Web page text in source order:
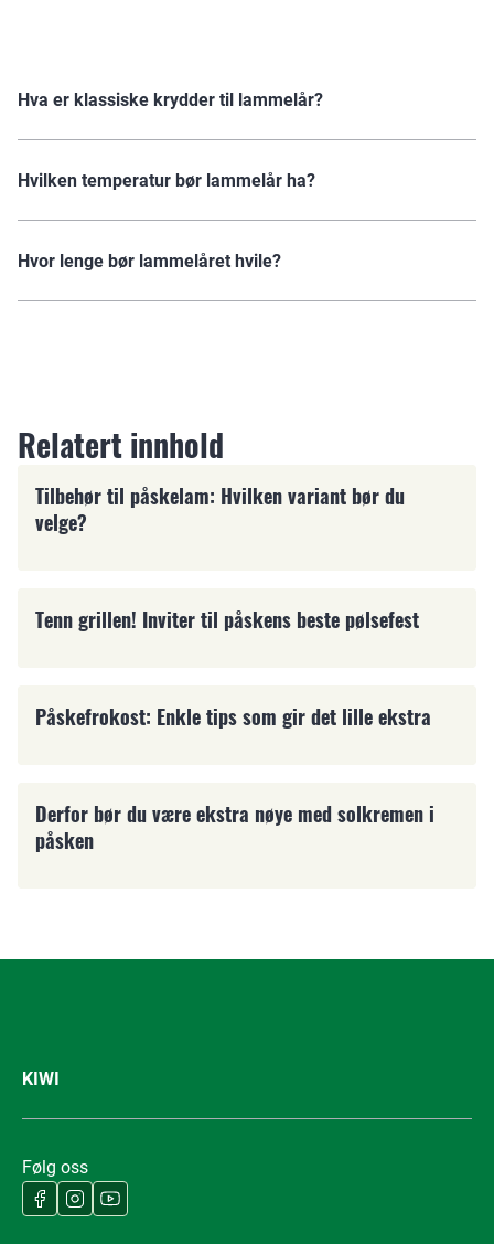
Hva er klassiske krydder til lammelår?
Hvilken temperatur bør lammelår ha?
Hvor lenge bør lammelåret hvile?
Relatert innhold
Påske
Tilbehør til påskelam: Hvilken variant bør du
velge?
Tenn grillen! Inviter til påskens beste pølsefest
Påskefrokost: Enkle tips som gir det lille ekstra
Derfor bør du være ekstra nøye med solkremen i
påsken
KIWI
Følg oss